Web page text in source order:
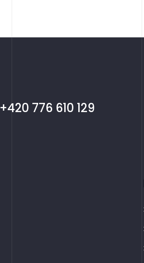
+420 776 610 129